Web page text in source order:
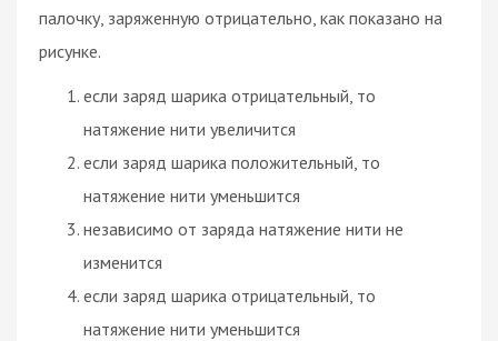
палочку, заряженную отрицательно, как показано на
рисунке.
если заряд шарика отрицательный, то
натяжение нити увеличится
если заряд шарика положительный, то
натяжение нити уменьшится
независимо от заряда натяжение нити не
изменится
если заряд шарика отрицательный, то
натяжение нити уменьшится